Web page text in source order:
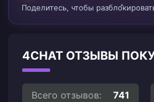
Поделитесь, чтобы
4CHAT ОТЗЫВЫ
Всего отзывов: 741